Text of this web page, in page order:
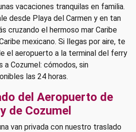
vacaciones tranquilas en familia.
desde Playa del Carmen y en tan
cruzando el hermoso mar Caribe
mexicano. Si llegas por aire, te
el aeropuerto a la terminal del ferry
Cozumel: cómodos, sin
las 24 horas.
del Aeropuerto de
de Cozumel
van privada con nuestro traslado